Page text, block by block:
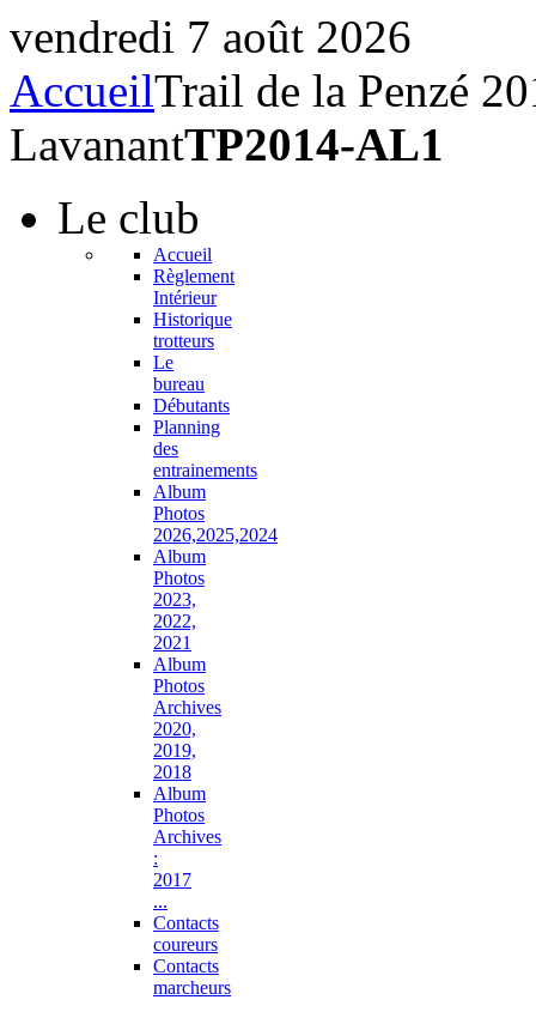
vendredi 7 août 2026
AccueilTrail de la Penzé
LavanantTP2014-AL1
Le club
Accueil
Règlement
Intérieur
Historique
trotteurs
Le
bureau
Débutants
Planning
des
entrainements
Album
Photos
2026,2025,2024
Album
Photos
2023,
2022,
2021
Album
Photos
Archives
2020,
2019,
2018
Album
Photos
Archives
:
2017
...
Contacts
coureurs
Contacts
marcheurs